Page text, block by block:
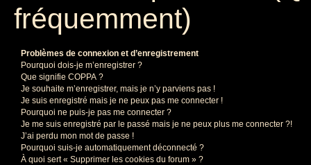
fréquemment)
Problèmes de connexion et d’enregistrement
Pourquoi dois-je m’enregistrer ?
Que signifie COPPA ?
Je souhaite m’enregistrer, mais je n’y parviens pas !
Je suis enregistré mais je ne peux pas me connecter !
Pourquoi ne puis-je pas me connecter ?
Je me suis enregistré par le passé mais je ne peux plus me connecter ?!
J’ai perdu mon mot de passe !
Pourquoi suis-je automatiquement déconnecté ?
À quoi sert « Supprimer les cookies du forum » ?